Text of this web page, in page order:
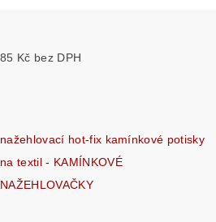
85 Kč bez DPH
nažehlovací hot-fix kamínkové potisky
na textil - KAMÍNKOVÉ
NAŽEHLOVAČKY